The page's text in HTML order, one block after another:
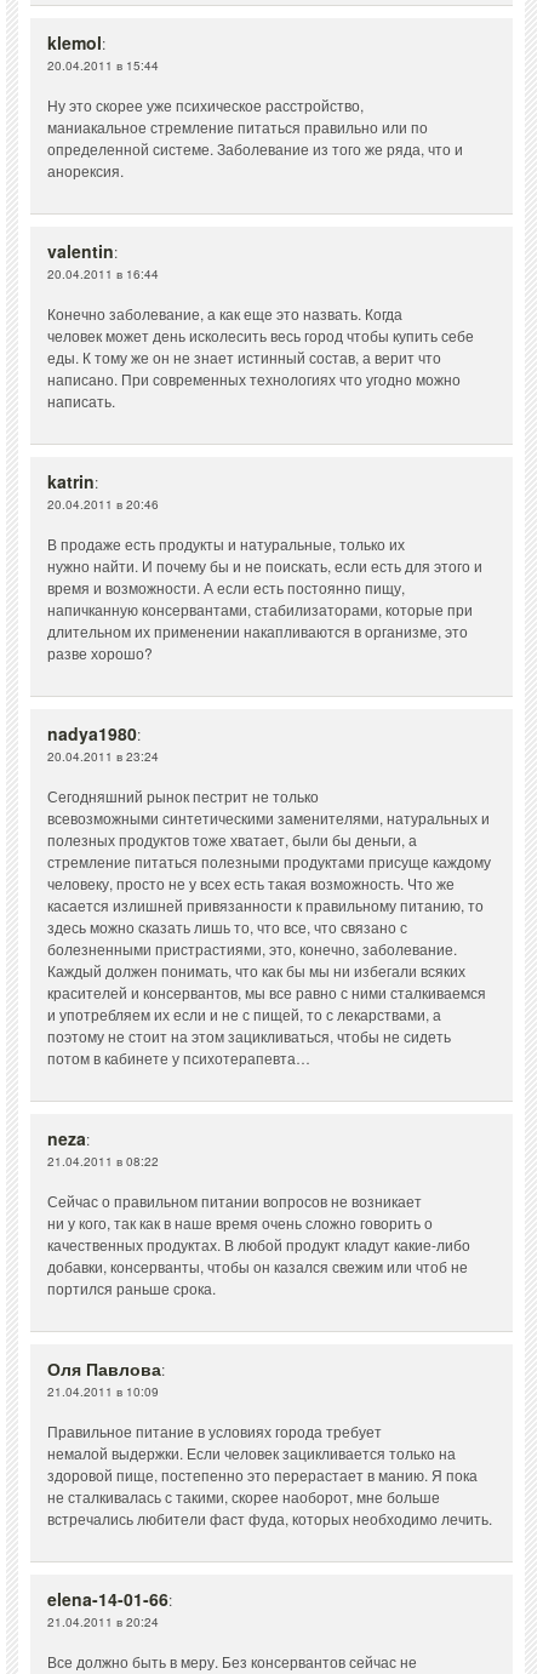
klemol:
20.04.2011 в 15:44
Ну это скорее уже психическое расстройство,
маниакальное стремление питаться правильно или по
определенной системе. Заболевание из того же ряда, что и
анорексия.
valentin:
20.04.2011 в 16:44
Конечно заболевание, а как еще это назвать. Когда
человек может день исколесить весь город чтобы купить себе
еды. К тому же он не знает истинный состав, а верит что
написано. При современных технологиях что угодно можно
написать.
katrin:
20.04.2011 в 20:46
В продаже есть продукты и натуральные, только их
нужно найти. И почему бы и не поискать, если есть для этого и
время и возможности. А если есть постоянно пищу,
напичканную консервантами, стабилизаторами, которые при
длительном их применении накапливаются в организме, это
разве хорошо?
nadya1980:
20.04.2011 в 23:24
Сегодняшний рынок пестрит не только
всевозможными синтетическими заменителями, натуральных и
полезных продуктов тоже хватает, были бы деньги, а
стремление питаться полезными продуктами присуще каждому
человеку, просто не у всех есть такая возможность. Что же
касается излишней привязанности к правильному питанию, то
здесь можно сказать лишь то, что все, что связано с
болезненными пристрастиями, это, конечно, заболевание.
Каждый должен понимать, что как бы мы ни избегали всяких
красителей и консервантов, мы все равно с ними сталкиваемся
и употребляем их если и не с пищей, то с лекарствами, а
поэтому не стоит на этом зацикливаться, чтобы не сидеть
потом в кабинете у психотерапевта…
neza:
21.04.2011 в 08:22
Сейчас о правильном питании вопросов не возникает
ни у кого, так как в наше время очень сложно говорить о
качественных продуктах. В любой продукт кладут какие-либо
добавки, консерванты, чтобы он казался свежим или чтоб не
портился раньше срока.
Оля Павлова:
21.04.2011 в 10:09
Правильное питание в условиях города требует
немалой выдержки. Если человек зацикливается только на
здоровой пище, постепенно это перерастает в манию. Я пока
не сталкивалась с такими, скорее наоборот, мне больше
встречались любители фаст фуда, которых необходимо лечить.
elena-14-01-66:
21.04.2011 в 20:24
Все должно быть в меру. Без консервантов сейчас не